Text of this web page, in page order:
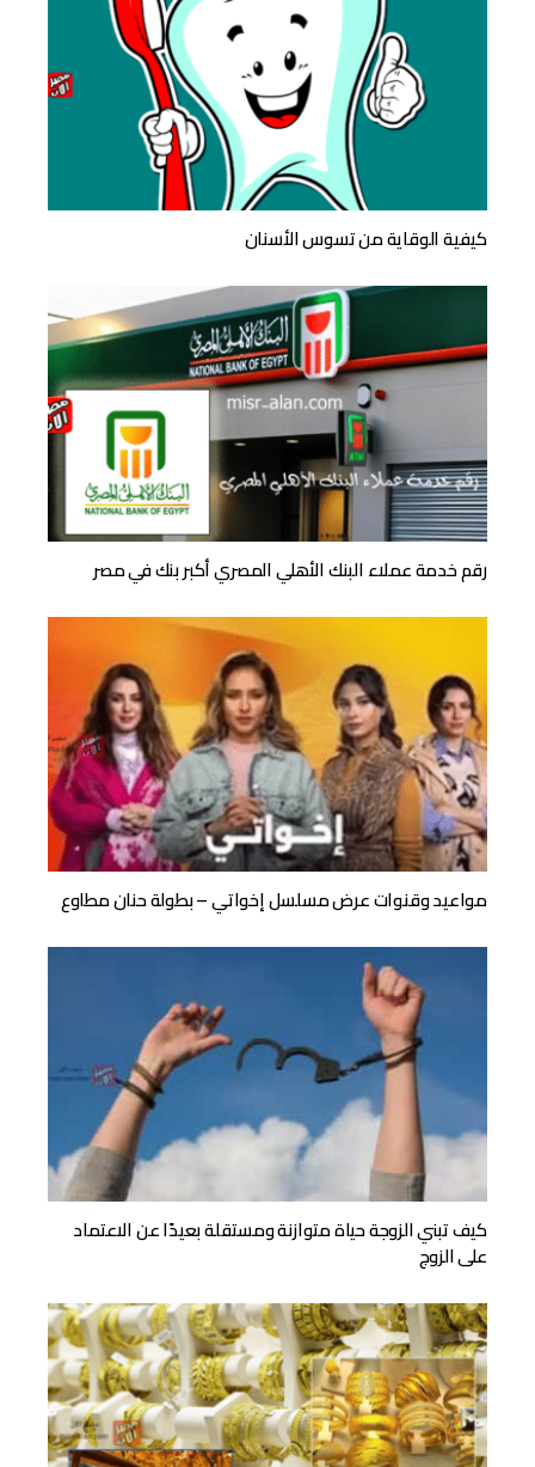
كيفية الوقاية من تسوس الأسنان
رقم خدمة عملاء البنك الأهلي المصري أكبر بنك في مصر
مواعيد وقنوات عرض مسلسل إخواتي – بطولة حنان مطاوع
كيف تبني الزوجة حياة متوازنة ومستقلة بعيدًا عن الاعتماد
على الزوج